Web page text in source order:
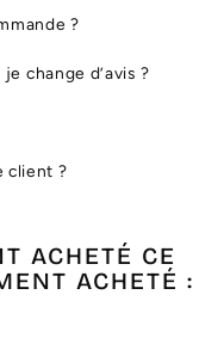
?
change d’avis ?
client ?
ACHETÉ CE
ACHETÉ :